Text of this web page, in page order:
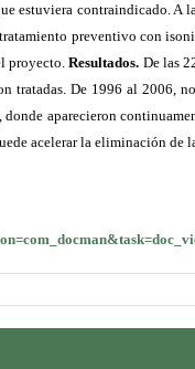
estuviera contraindicado.
preventivo con
proyecto.Resultados. De las
tratadas. De 1996 al
aparecieron
acelerar la eliminación de